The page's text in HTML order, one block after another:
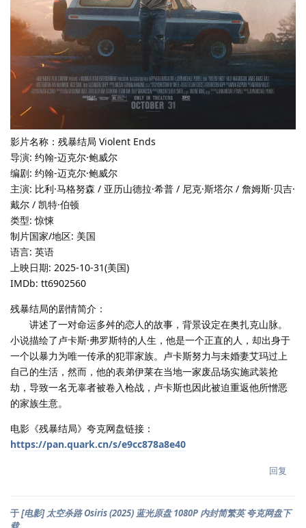
影片名称：残暴结局 Violent Ends
导演: 约翰-迈克尔·鲍威尔
编剧: 约翰-迈克尔·鲍威尔
主演: 比利·马格努森 / 亚历山德拉·希普 / 尼克·斯塔尔 / 詹姆斯·贝吉·
戴尔 / 凯特·伯顿
类型: 惊悚
制片国家/地区: 美国
语言: 英语
上映日期: 2025-10-31(美国)
IMDb: tt6902560
残暴结局的剧情简介：
讲述了一对命运多舛的恋人的故事，背景设定在奥扎克山脉。
小说描绘了卢卡斯·弗罗斯特的人生，他是一个正直的人，却出身于
一个以暴力为唯一传承的犯罪家族。卢卡斯努力与未婚妻艾玛过上
自己的生活，然而，他的表弟伊莱在当地一家废品场实施武装抢
劫，导致一名无辜者被卷入枪战，卢卡斯也因此被迫重返他所憎恶
的家族生意。
电影《残暴结局》夸克网盘链接：
https://pan.quark.cn/s/e9cc878a8e40
回复
于[电影] 太空杀路 Osiris (2025) 蓝光原盘 1080P 内封简繁英 夸克网盘下